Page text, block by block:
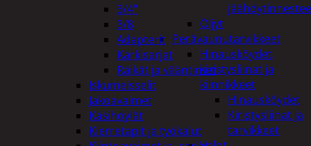
Öljyt
Perävaunutarvikkeet
Hinausköydet,
kiristysliinat ja
kiinnikkeet
Hinausköydet
Kiristysliinat ja
tarvikkeet
3/4"
3/8
Adapterit
Kärkisarjat
Räikät ja vääntimet
Iskumeisselit
Jakoavaimet
Käsihöylät
Kierretapit ja työkalut